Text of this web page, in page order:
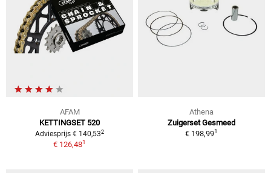
AFAM
KETTINGSET 520
Adviesprijs € 140,532
€ 126,481
Athena
Zuigerset Gesmeed
€ 198,991